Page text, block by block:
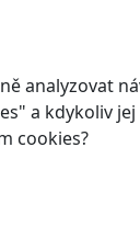
analyzovat
a kdykoliv
cookies?